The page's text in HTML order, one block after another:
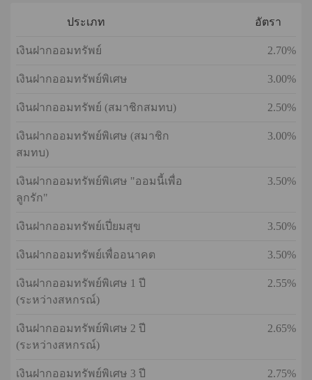
ประเภท อัตรา
เงินฝากออมทรัพย์ 2.70%
เงินฝากออมทรัพย์พิเศษ 3.00%
เงินฝากออมทรัพย์ (สมาชิกสมทบ) 2.50%
เงินฝากออมทรัพย์พิเศษ (สมาชิก
สมทบ)
3.00%
เงินฝากออมทรัพย์พิเศษ "ออมนี้เพื่อ
ลูกรัก"
3.50%
เงินฝากออมทรัพย์เปี่ยมสุข 3.50%
เงินฝากออมทรัพย์เพื่ออนาคต 3.50%
เงินฝากออมทรัพย์พิเศษ 1 ปี
(ระหว่างสหกรณ์)
2.55%
เงินฝากออมทรัพย์พิเศษ 2 ปี
(ระหว่างสหกรณ์)
2.65%
เงินฝากออมทรัพย์พิเศษ 3 ปี
2.75%